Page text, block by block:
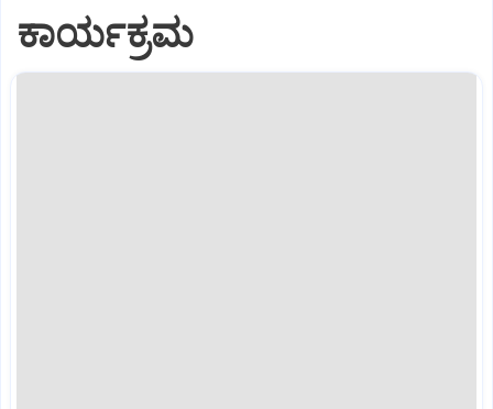
ಕಾರ್ಯಕ್ರಮ